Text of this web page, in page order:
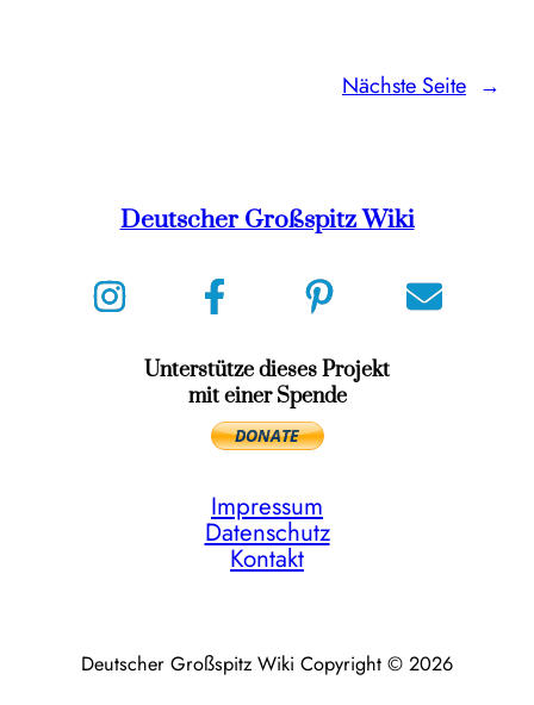
Nächste Seite →
Deutscher Großspitz Wiki
Unterstütze dieses Projekt
mit einer Spende
Impressum
Datenschutz
Kontakt
Deutscher Großspitz Wiki Copyright © 2026